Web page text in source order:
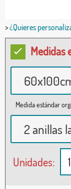
>¿Quieres
Medidas
Medida estándar
2 anillas
Unidades: